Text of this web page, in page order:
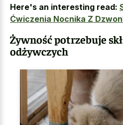
Here's an interesting read:
Ćwiczenia Nocnika Z
Żywność potrzebuje
odżywczych